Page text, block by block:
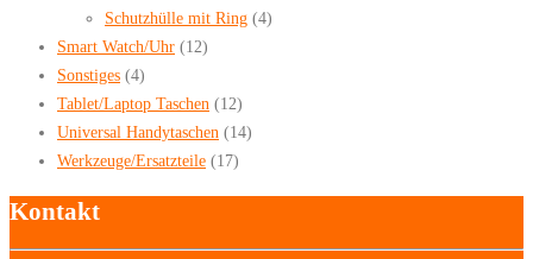
Schutzhülle mit Ring (4)
Smart Watch/Uhr (12)
Sonstiges (4)
Tablet/Laptop Taschen (12)
Universal Handytaschen (14)
Werkzeuge/Ersatzteile (17)
Kontakt